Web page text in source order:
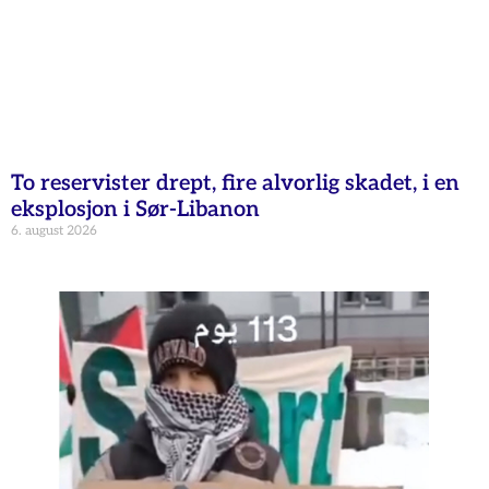
To reservister drept, fire alvorlig skadet, i en
eksplosjon i Sør-Libanon
6. august 2026